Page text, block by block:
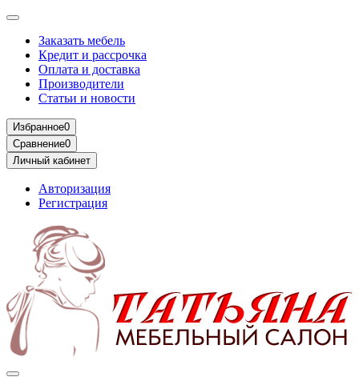
Заказать мебель
Кредит и рассрочка
Оплата и доставка
Производители
Статьи и новости
Избранное0
Сравнение0
Личный кабинет
Авторизация
Регистрация